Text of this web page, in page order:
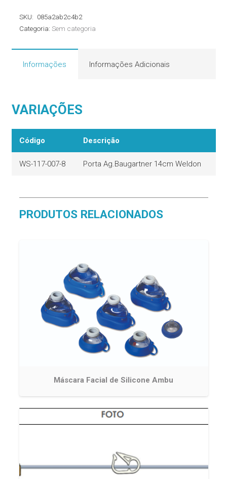
Weldon
SKU: 085a2ab2c4b2
Categoria: Sem categoria
Informações Informações Adicionais
VARIAÇÕES
Código Descrição
WS-117-007-8 Porta Ag.Baugartner 14cm Weldon
PRODUTOS RELACIONADOS
Máscara Facial de Silicone Ambu